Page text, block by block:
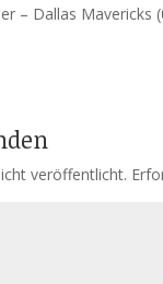
– Dallas Mavericks
veröffentlicht.